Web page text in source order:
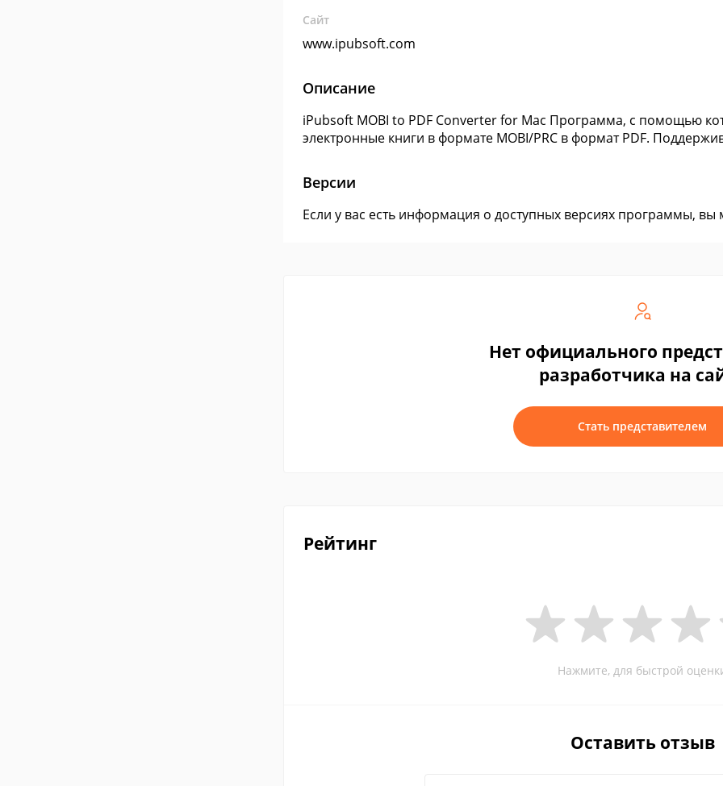
Сайт
www.ipubsoft.com
Описание
iPubsoft MOBI to PDF Converter for Mac Программа, с помощью
электронные книги в формате MOBI/PRC в формат PDF.
Версии
Если у вас есть информация о доступных версиях программы,
Нет официального
разработчика на
Стать представителем
Рейтинг
Нажмите, для быстрой
Оставить отзыв